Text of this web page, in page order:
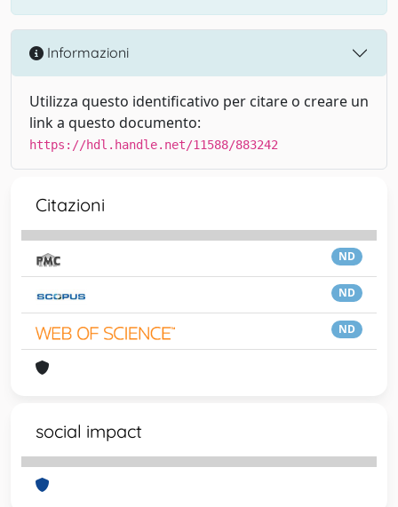
Informazioni
Utilizza questo identificativo per citare o creare un
link a questo documento:
https://hdl.handle.net/11588/883242
Citazioni
ND
ND
ND
social impact